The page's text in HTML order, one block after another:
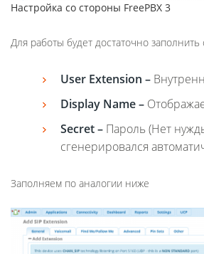
Настройка со стороны FreePBX 3
Для работы будет достаточно
User Extension –
Display Name –
Secret– Пароль (Нет
сгенерировался
Заполняем по аналогии ниже